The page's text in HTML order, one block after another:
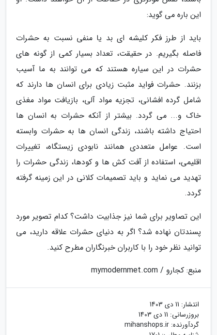
این باره می گوید:
باید از طرز فکر کلیشه ای بد یا منفی نسبت به حشرات
فاصله بگیریم. در حقیقت، تعداد بسیار کمی از گونه های
حشرات در این سیاره هستند که می توانند به ما آسیب
بزنند. حشرات فواید مثبت زیادی برای انسان ها دارند که
شامل گرده افشانی، تجزیه مواد آلی، بازیافت مواد مغذی
خاک و... می گردد. بیشتر از آنکه حشرات به انسان ها
احتیاج داشته باشند، زندگی انسان ها به حشرات وابسته
است. عوامل متعددی همانند نابودی زیستگاه، تغییرات
اقلیمی، استفاده از آفت کش ها و کودها، زندگی حشرات را
تهدید می نماید و باید تصمیمات کلانی در این زمینه گرفته
گردد.
این تصاویر برای شما نیز جذابیت داشت؟ کدام تصویر مورد
پسندتان نهاده شد؟ اگر به دنیای حشرات علاقه دارید، می
توانید نظر خود را با کاربران خبرنگاران مطرح کنید.
منبع: کجارو / mymodernmet.com
انتشار: 11 دی 1403
بروزرسانی: 11 دی 1403
گردآورنده: mihanshops.ir